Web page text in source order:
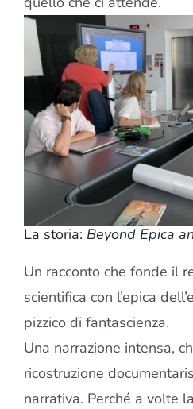
La storia: Beyond Epica
Un racconto che fonde il
scientifica con l’epica
pizzico di fantascienza.
Una narrazione intensa,
ricostruzione
narrativa. Perché a volte